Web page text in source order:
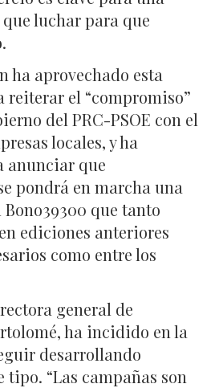
luchar para que
ha aprovechado esta
reiterar el “compromiso”
del PRC-PSOE con el
locales, y ha
anunciar que
pondrá en marcha una
que tanto
ediciones anteriores
como entre los
general de
ha incidido en la
desarrollando
“Las campañas son